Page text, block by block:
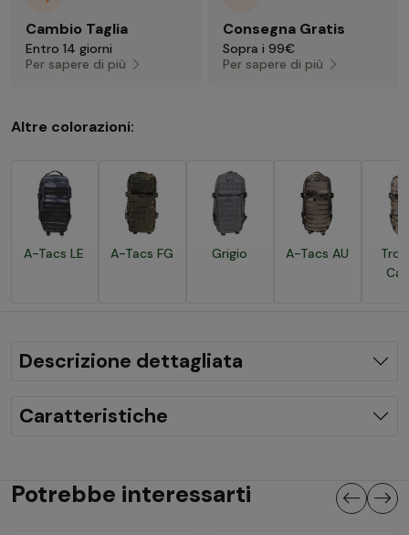
Cambio Taglia
Entro 14 giorni
Per sapere di più
Consegna Gratis
Sopra i 99€
Per sapere di più
Altre colorazioni:
A-Tacs LE A-Tacs FG Grigio A-Tacs AU
Descrizione dettagliata
Caratteristiche
Potrebbe interessarti